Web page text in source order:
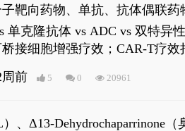
靶向药物、单抗、抗体偶联
单克隆抗体 vs ADC vs 双特异
接细胞增强疗效；CAR-T疗效
周前 5 0 20961
、Δ13-Dehydrochaparrinone